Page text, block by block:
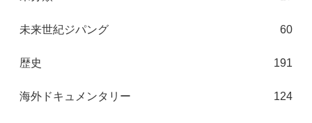
未来世紀ジパング 60
歴史 191
海外ドキュメンタリー 124